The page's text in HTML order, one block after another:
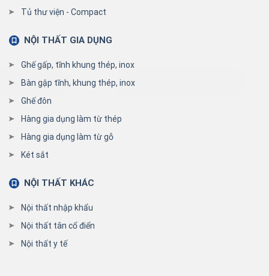
Tủ thư viện - Compact
NỘI THẤT GIA DỤNG
Ghế gấp, tĩnh khung thép, inox
Bàn gập tĩnh, khung thép, inox
Ghế đôn
Hàng gia dụng làm từ thép
Hàng gia dụng làm từ gỗ
Két sắt
NỘI THẤT KHÁC
Nội thất nhập khẩu
Nội thất tân cổ điển
Nội thất y tế